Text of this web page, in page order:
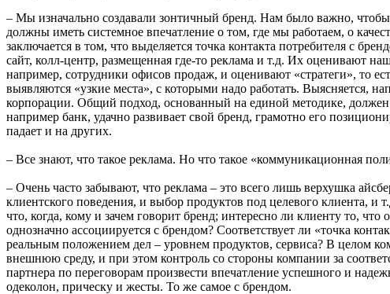
– Мы изначально создавали зонтичный бренд. Нам было важно,
должны иметь системное впечатление о том, где мы работаем, о
заключается в том, что выделяется точка контакта потребителя с
сайт, колл-центр, размещенная где-то реклама и т.д. Их оценивают
например, сотрудники офисов продаж, и оценивают «стратеги», то
выявляются «узкие места», с которыми надо работать. Выясняется,
корпорации. Общий подход, основанный на единой методике, должен
например банк, удачно развивает свой бренд, грамотно его
падает и на других.
– Все знают, что такое реклама. Но что такое «коммуникационная
– Очень часто забывают, что реклама – это всего лишь верхушка
клиентского поведения, и выбор продуктов под целевого клиента,
что, когда, кому и зачем говорит бренд; интересно ли клиенту то,
однозначно ассоциируется с брендом? Соответствует ли «точка
реальным положением дел – уровнем продуктов, сервиса? В целом
внешнюю среду, и при этом контроль со стороны компании за
партнера по переговорам произвести впечатление успешного и
одеколон, прическу и жесты. То же самое с брендом.